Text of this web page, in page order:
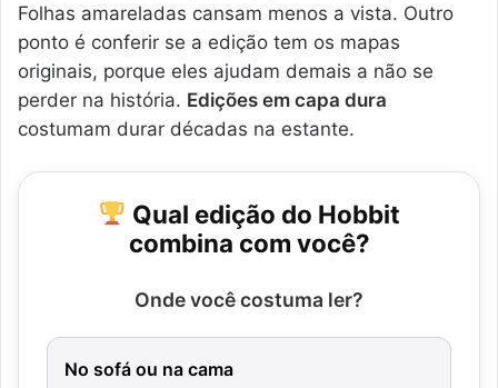
Folhas amareladas cansam menos a vista. Outro
ponto é conferir se a edição tem os mapas
originais, porque eles ajudam demais a não se
perder na história. Edições em capa dura
costumam durar décadas na estante.
Qual edição do Hobbit
combina com você?
Onde você costuma ler?
No sofá ou na cama